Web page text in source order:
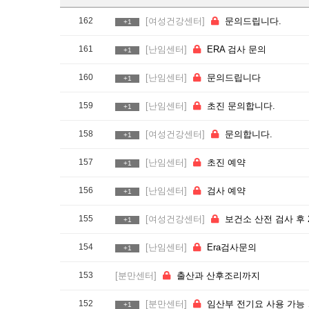
162 +1 [여성건강센터] 문의드립니다.
161 +1 [난임센터] ERA 검사 문의
160 +1 [난임센터] 문의드립니다
159 +1 [난임센터] 초진 문의합니다.
158 +1 [여성건강센터] 문의합니다.
157 +1 [난임센터] 초진 예약
156 +1 [난임센터] 검사 예약
155 +1 [여성건강센터] 보건소 산전 검사 후 2가지 항목에 대한 예방접종 문의
154 +1 [난임센터] Era검사문의
153 [분만센터] 출산과 산후조리까지
152 +1 [분만센터] 임산부 전기요 사용 가능 여부